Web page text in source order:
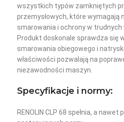
wszystkich typów zamkniętych
przemysłowych, które wymagają
smarowania i ochrony w trudnych
Produkt doskonale sprawdza się
smarowania obiegowego i
właściwości pozwalają na
niezawodności maszyn.
Specyfikacje i normy:
RENOLIN CLP 68 spełnia, a